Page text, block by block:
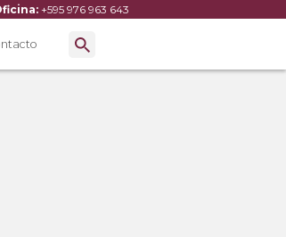
+595 976 963 643